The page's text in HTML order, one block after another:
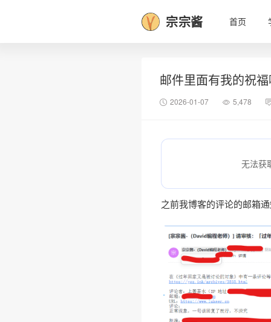
宗宗酱 首页
邮件里面有我的祝
2026-01-07 5,478
无法获
之前我博客的评论的邮箱